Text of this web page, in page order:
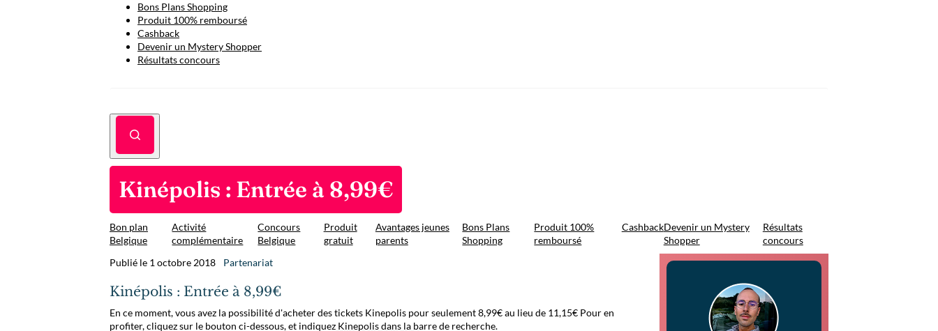
Bons Plans Shopping
Produit 100% remboursé
Cashback
Devenir un Mystery Shopper
Résultats concours
Kinépolis : Entrée à 8,99€
Bon plan
Belgique
Activité
complémentaire
Concours
Belgique
Produit
gratuit
Avantages jeunes
parents
Bons Plans
Shopping
Produit 100%
remboursé
CashbackDevenir un Mystery
Shopper
Résultats
concours
Publié le 1 octobre 2018
Partenariat
Kinépolis : Entrée à 8,99€
En ce moment, vous avez la possibilité d'acheter des tickets Kinepolis pour seulement 8,99€ au lieu de 11,15€ Pour en
profiter, cliquez sur le bouton ci-dessous, et indiquez Kinepolis dans la barre de recherche.